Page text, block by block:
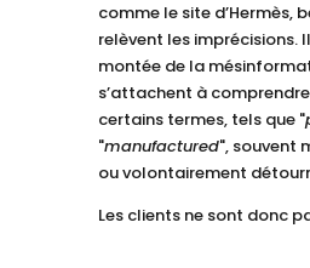
comme le site d’Hermès,
relèvent les imprécisions.
montée de la
s’attachent à
certains termes, tels que "
"manufactured", souvent
ou volontairement
Les clients ne sont donc